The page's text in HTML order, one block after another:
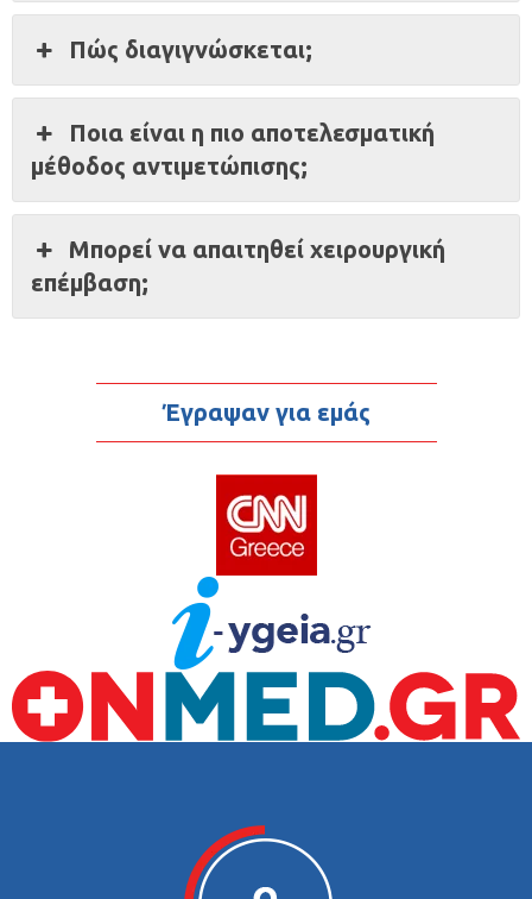
Πώς διαγιγνώσκεται;
Ποια είναι η πιο αποτελεσματική
μέθοδος αντιμετώπισης;
Μπορεί να απαιτηθεί χειρουργική
επέμβαση;
Έγραψαν για εμάς